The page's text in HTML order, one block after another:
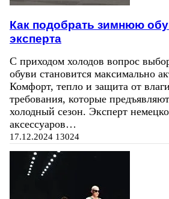
Как подобрать зимнюю
эксперта
С приходом холодов вопрос
обуви становится максимально
Комфорт, тепло и защита от
требования, которые
холодный сезон. Эксперт
аксессуаров…
17.12.2024 13024